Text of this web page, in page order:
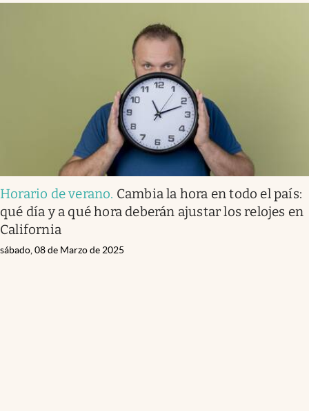
Horario de verano. Cambia la hora en todo el país:
qué día y a qué hora deberán ajustar los relojes en
California
sábado, 08 de Marzo de 2025